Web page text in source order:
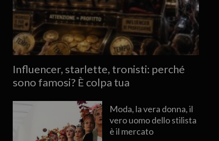
Influencer, starlette, tronisti: perché
sono famosi? È colpa tua
Moda, la vera donna, il
vero uomo dello stilista
è il mercato